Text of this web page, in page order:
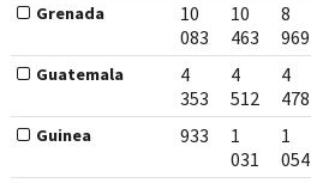
Grenada
10
083
10
463
8
969
Guatemala
4
353
4
512
4
478
Guinea 933
1
031
1
054